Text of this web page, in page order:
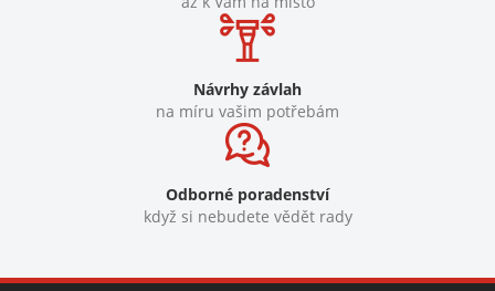
Návrhy závlah
na míru vašim potřebám
Odborné poradenství
když si nebudete vědět rady